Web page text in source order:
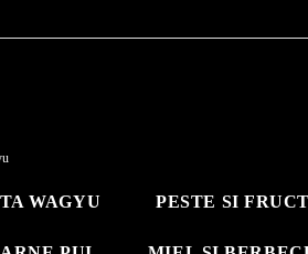
WAGYU PESTE SI